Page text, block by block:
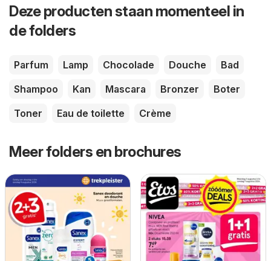
Deze producten staan momenteel in
de folders
Parfum Lamp Chocolade Douche
Bad
Shampoo
Kan Mascara Bronzer
Boter
Toner
Eau de toilette Crème
Meer folders en brochures